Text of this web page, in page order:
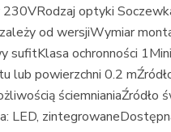
optyki
od wersjiWymiar
sufitKlasa ochronności
lub powierzchni 0.2
ściemnianiaŹródło
LED,